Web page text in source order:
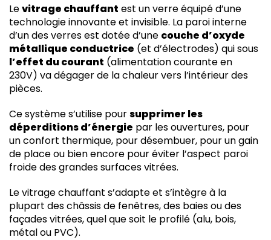
Levitrage chauffant est un verre équipé d’une
technologie innovante et invisible. La paroi interne
d’un des verres est dotée d’une couche d’oxyde
métallique conductrice (et d’électrodes) qui sous
l’effet du courant (alimentation courante en
230V) va dégager de la chaleur vers l’intérieur des
pièces.
Ce système s’utilise poursupprimer les
déperditions d’énergie par les ouvertures, pour
un confort thermique, pour désembuer, pour un gain
de place ou bien encore pour éviter l’aspect paroi
froide des grandes surfaces vitrées.
Le vitrage chauffant s’adapte et s’intègre à la
plupart des châssis de fenêtres, des baies ou des
façades vitrées, quel que soit le profilé (alu, bois,
métal ou PVC).